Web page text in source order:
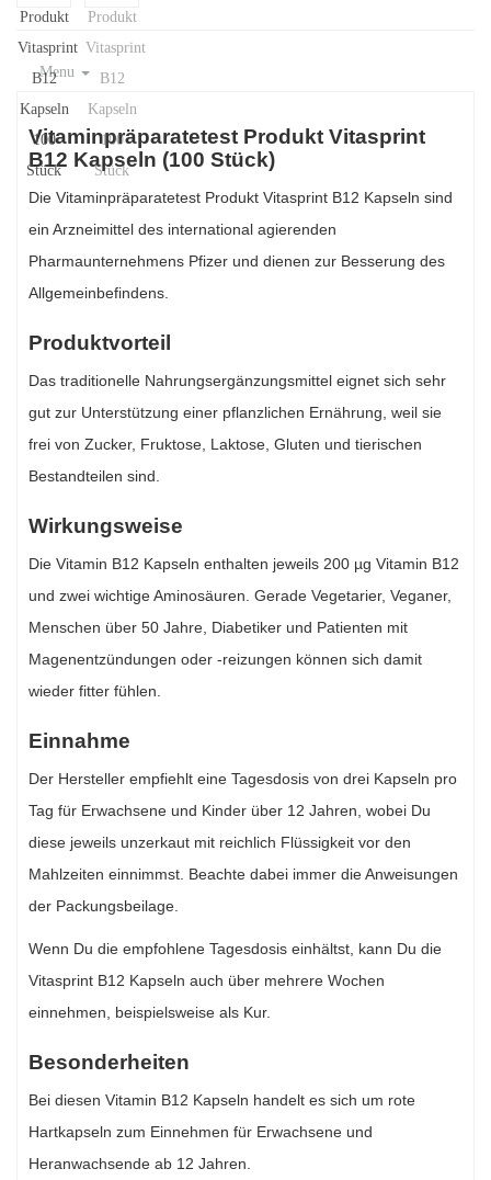
Menu
Vitaminpräparatetest Produkt Vitasprint
B12 Kapseln (100 Stück)
Die Vitaminpräparatetest Produkt Vitasprint B12 Kapseln sind
ein Arzneimittel des international agierenden
Pharmaunternehmens Pfizer und dienen zur Besserung des
Allgemeinbefindens.
Produktvorteil
Das traditionelle Nahrungsergänzungsmittel eignet sich sehr
gut zur Unterstützung einer pflanzlichen Ernährung, weil sie
frei von Zucker, Fruktose, Laktose, Gluten und tierischen
Bestandteilen sind.
Wirkungsweise
Die Vitamin B12 Kapseln enthalten jeweils 200 µg Vitamin B12
und zwei wichtige Aminosäuren. Gerade Vegetarier, Veganer,
Menschen über 50 Jahre, Diabetiker und Patienten mit
Magenentzündungen oder -reizungen können sich damit
wieder fitter fühlen.
Einnahme
Der Hersteller empfiehlt eine Tagesdosis von drei Kapseln pro
Tag für Erwachsene und Kinder über 12 Jahren, wobei Du
diese jeweils unzerkaut mit reichlich Flüssigkeit vor den
Mahlzeiten einnimmst. Beachte dabei immer die Anweisungen
der Packungsbeilage.
Wenn Du die empfohlene Tagesdosis einhältst, kann Du die
Vitasprint B12 Kapseln auch über mehrere Wochen
einnehmen, beispielsweise als Kur.
Besonderheiten
Bei diesen Vitamin B12 Kapseln handelt es sich um rote
Hartkapseln zum Einnehmen für Erwachsene und
Heranwachsende ab 12 Jahren.